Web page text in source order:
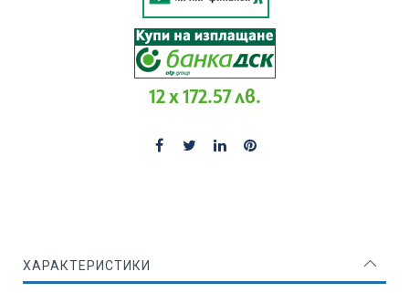
12 x 172.57 лв.
ХАРАКТЕРИСТИКИ